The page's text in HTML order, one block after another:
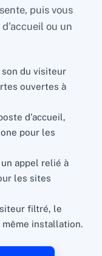
puis vous
ou un
son du visiteur
ouvertes à
d'accueil,
pour les
un appel relié à
les sites
filtré, le
même installation.